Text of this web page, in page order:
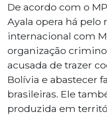
De acordo com o
Ayala opera há pelo
internacional com
organização
acusada de trazer
Bolívia e abastecer
brasileiras. Ele
produzida em